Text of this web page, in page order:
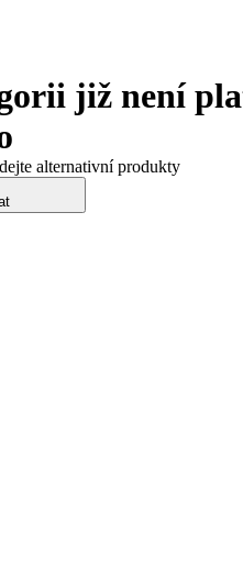
již není
alternativní produkty